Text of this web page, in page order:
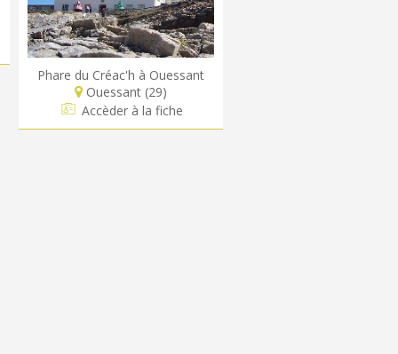
Phare du Créac'h à Ouessant
Ouessant (29)
Accèder à la fiche